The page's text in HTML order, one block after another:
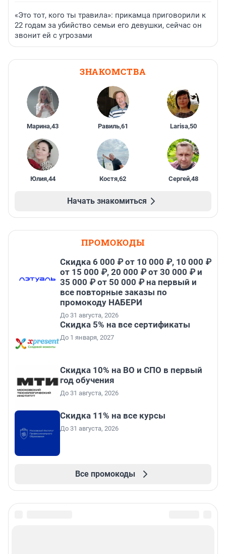
«Это тот, кого ты травила»: прикамца приговорили к
22 годам за убийство семьи его девушки, сейчас он
звонит ей с угрозами
ЗНАКОМСТВА
Марина,43 Равиль,61 Larisa,50
Юлия,44 Костя,62 Сергей,48
Начать знакомиться
ПРОМОКОДЫ
Скидка 6 000 ₽ от 10 000 ₽, 10 000 ₽
от 15 000 ₽, 20 000 ₽ от 30 000 ₽ и
35 000 ₽ от 50 000 ₽ на первый и
все повторные заказы по
промокоду НАБЕРИ
До 31 августа, 2026
Скидка 5% на все сертификаты
До 1 января, 2027
Скидка 10% на ВО и СПО в первый
год обучения
До 31 августа, 2026
Скидка 11% на все курсы
До 31 августа, 2026
Все промокоды